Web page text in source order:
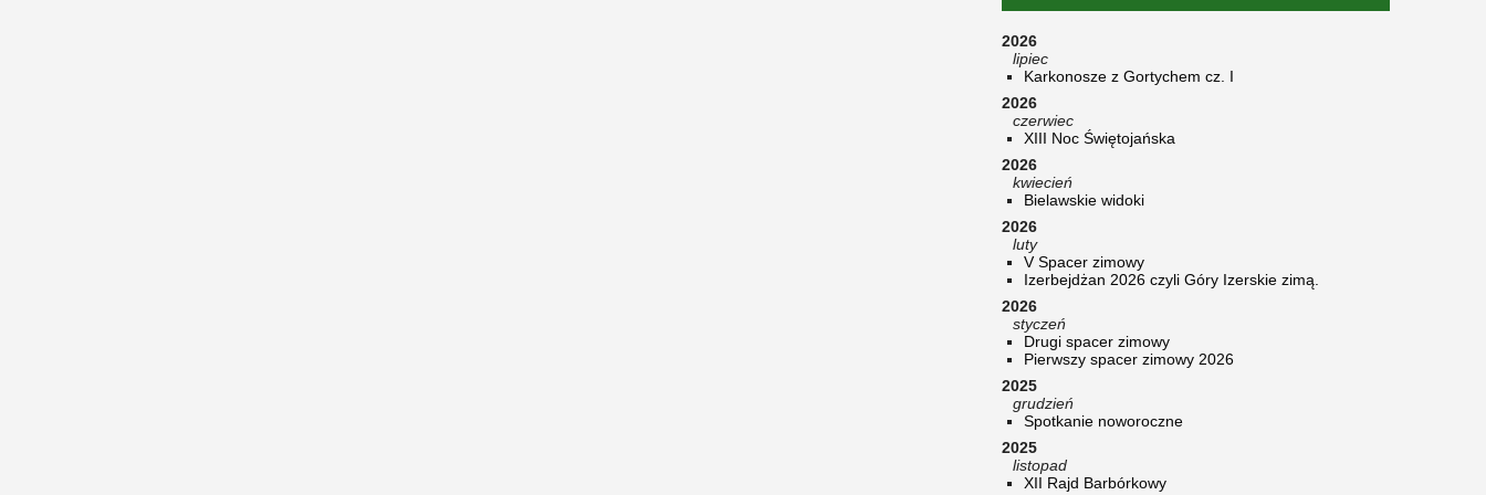
2026
lipiec
Karkonosze z Gortychem cz. I
2026
czerwiec
XIII Noc Świętojańska
2026
kwiecień
Bielawskie widoki
2026
luty
V Spacer zimowy
Izerbejdżan 2026 czyli Góry Izerskie zimą.
2026
styczeń
Drugi spacer zimowy
Pierwszy spacer zimowy 2026
2025
grudzień
Spotkanie noworoczne
2025
listopad
XII Rajd Barbórkowy